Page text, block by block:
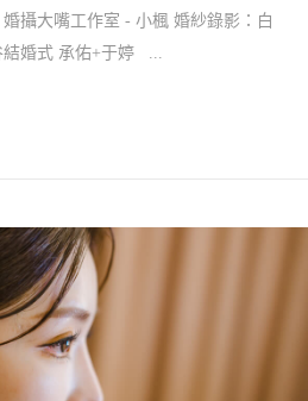
攝大嘴工作室 - 小楓 婚紗錄影：白
結婚式 承佑+于婷 ...